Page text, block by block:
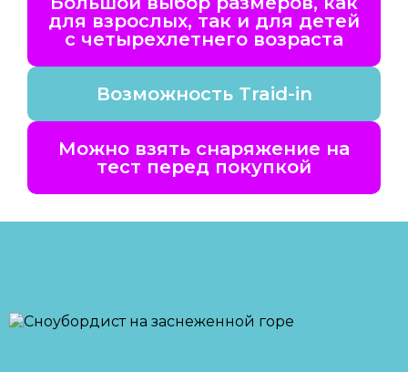
для взрослых, так и для детей
с четырехлетнего возраста
Возможность Traid-in
Можно взять снаряжение на
тест перед покупкой